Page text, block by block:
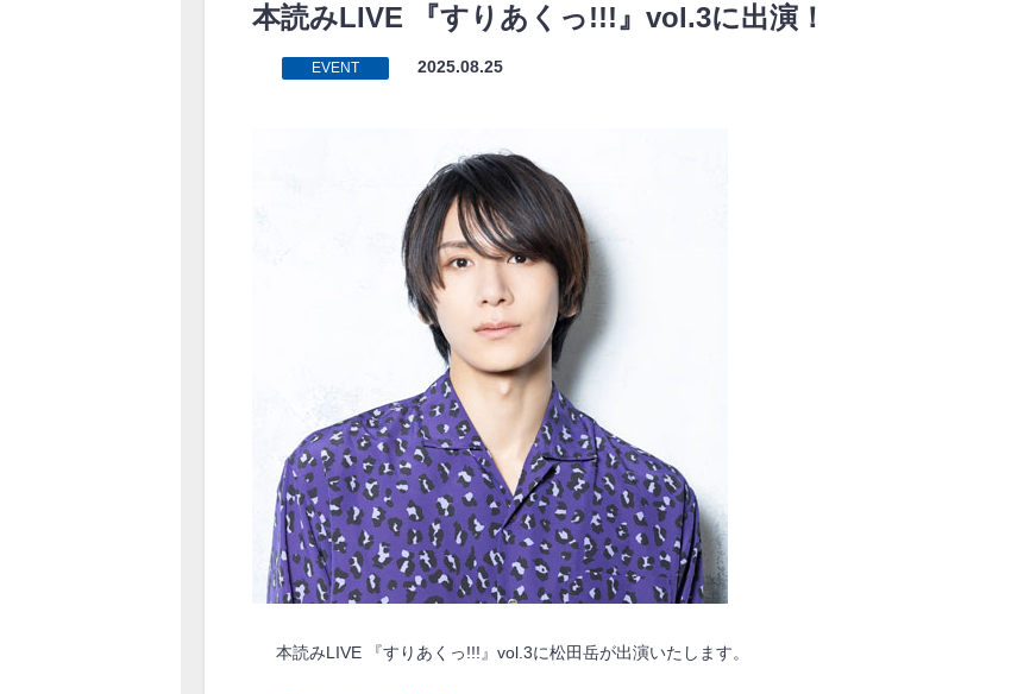
本読みLIVE 『すりあくっ!!!』vol.3に出演！
EVENT 2025.08.25
本読みLIVE 『すりあくっ!!!』vol.3に松田岳が出演いたします。